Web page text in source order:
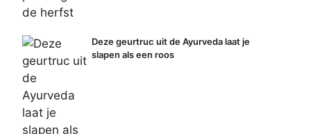
Deze geurtruc uit de Ayurveda laat je
slapen als een roos